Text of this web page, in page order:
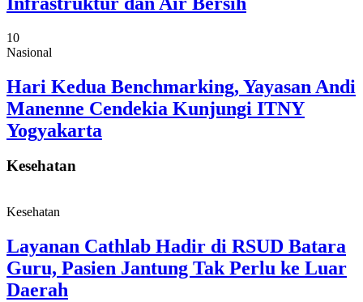
10
Nasional
Hari Kedua Benchmarking, Yayasan Andi
Manenne Cendekia Kunjungi ITNY
Yogyakarta
Kesehatan
Kesehatan
Layanan Cathlab Hadir di RSUD Batara
Guru, Pasien Jantung Tak Perlu ke Luar
Daerah